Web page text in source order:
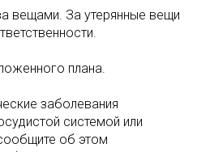
вещами. За утерянные вещи
плана.
заболевания
системой или
об этом